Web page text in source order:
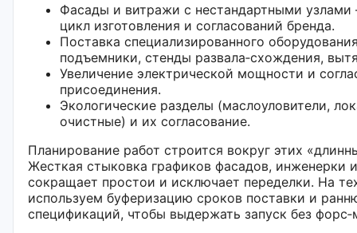
Фасады и витражи с нестандартными
цикл изготовления и согласований бренда.
Поставка специализированного
подъемники, стенды развала‑схождения,
Увеличение электрической мощности и
присоединения.
Экологические разделы (маслоуловители,
очистные) и их согласование.
Планирование работ строится вокруг этих
Жесткая стыковка графиков фасадов, инженерки
сокращает простои и исключает переделки. На
используем буферизацию сроков поставки и
спецификаций, чтобы выдержать запуск без